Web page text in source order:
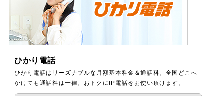
ひかり電話
ひかり電話はリーズナブルな月額基本料金＆通話料。全国どこへ
かけても通話料は一律。おトクにIP電話をお使い頂けます。